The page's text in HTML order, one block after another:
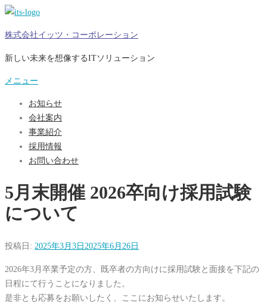
コ
テ
ン
へ
株式会社イッツ・コーポレーション
新しい未来を想像するITソリューション
メニュー
お知らせ
会社案内
事業紹介
採用情報
お問い合わせ
5月末開催 2026卒向け採用試験
について
投稿日: 2025年3月3日2025年6月26日
2026年3月卒業予定の方、既卒者の方向けに採用試験と面接を下記の
日程にて行うことになりました。
是非とも応募をお願いしたく、ここにお知らせいたします。